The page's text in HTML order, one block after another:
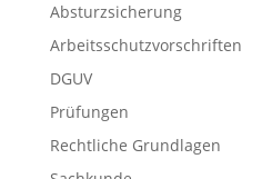
Absturzsicherung
Arbeitsschutzvorschriften
DGUV
Prüfungen
Rechtliche Grundlagen